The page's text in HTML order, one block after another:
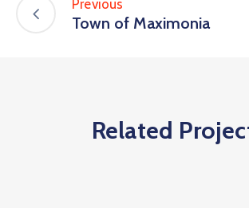
Previous
Town of Maximonia
Related